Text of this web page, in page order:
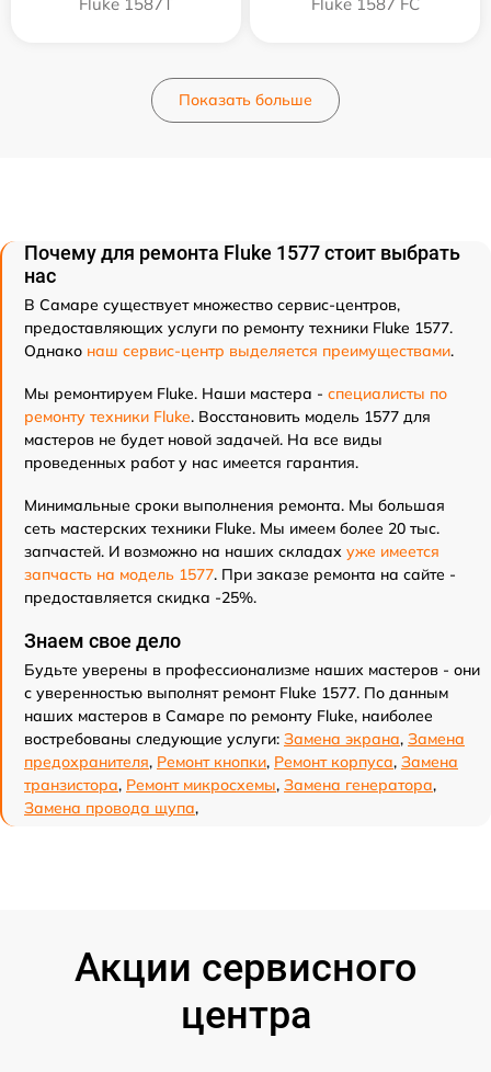
Показать больше
Почему для ремонта Fluke 1577 стоит выбрать
нас
В Самаре существует множество сервис-центров,
предоставляющих услуги по ремонту техники Fluke 1577.
Однако наш сервис-центр выделяется преимуществами.
Мы ремонтируем Fluke. Наши мастера - специалисты по
ремонту техники Fluke. Восстановить модель 1577 для
мастеров не будет новой задачей. На все виды
проведенных работ у нас имеется гарантия.
Минимальные сроки выполнения ремонта. Мы большая
сеть мастерских техники Fluke. Мы имеем более 20 тыс.
запчастей. И возможно на наших складах уже имеется
запчасть на модель 1577. При заказе ремонта на сайте -
предоставляется скидка -25%.
Знаем свое дело
Будьте уверены в профессионализме наших мастеров - они
с уверенностью выполнят ремонт Fluke 1577. По данным
наших мастеров в Самаре по ремонту Fluke, наиболее
востребованы следующие услуги: Замена экрана, Замена
предохранителя, Ремонт кнопки, Ремонт корпуса, Замена
транзистора, Ремонт микросхемы, Замена генератора,
Замена провода щупа,
Акции сервисного
центра